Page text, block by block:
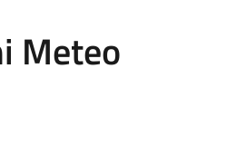
Meteo